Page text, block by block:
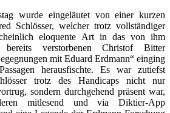
wurde eingeläutet von einer kurzen
Schlösser, welcher trotz vollständiger
eloquente Art in das von ihm
verstorbenen Christof Bitter
mit Eduard Erdmann“ einging
herausfischte. Es war zutiefst
trotz des Handicaps nicht nur
sondern durchgehend präsent war,
mitlesend und via Diktier-App